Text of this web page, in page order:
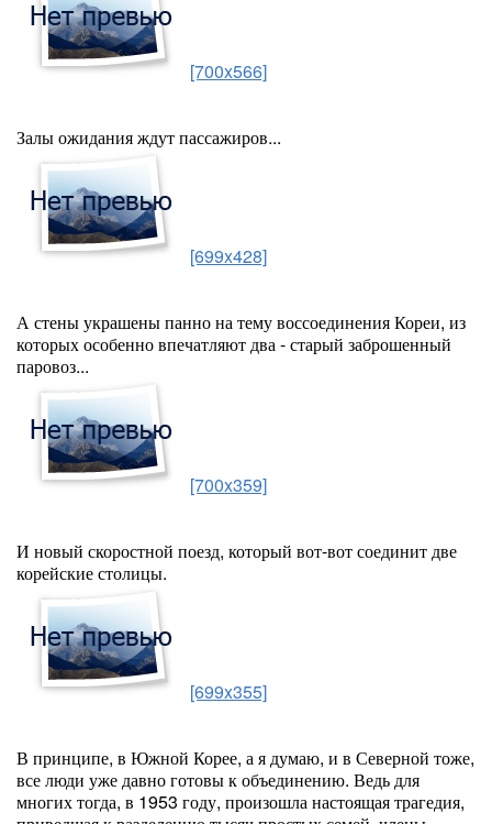
[700x566]
Залы ожидания ждут пассажиров...
[699x428]
А стены украшены панно на тему воссоединения Кореи, из
которых особенно впечатляют два - старый заброшенный
паровоз...
[700x359]
И новый скоростной поезд, который вот-вот соединит две
корейские столицы.
[699x355]
В принципе, в Южной Корее, а я думаю, и в Северной тоже,
все люди уже давно готовы к объединению. Ведь для
многих тогда, в 1953 году, произошла настоящая трагедия,